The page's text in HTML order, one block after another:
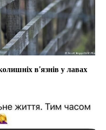
в’язнів у лавах